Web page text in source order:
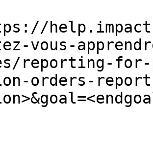
vous-
reporting-
orders-